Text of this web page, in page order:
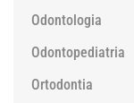
Odontologia
Odontopediatria
Ortodontia